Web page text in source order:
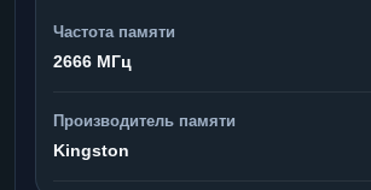
Частота памяти
2666 МГц
Производитель памяти
Kingston